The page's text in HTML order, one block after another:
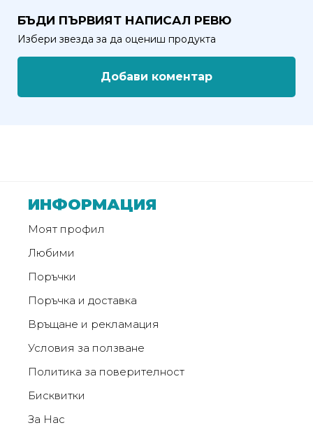
Copyright
©
2026
права
Weberest
БЪДИ ПЪРВИЯТ НАПИСАЛ РЕВЮ
Избери звезда за да оцениш продукта
Добави коментар
ИНФОРМАЦИЯ
Моят профил
Любими
Поръчки
Поръчка и доставка
Връщане и рекламация
Условия за ползване
Политика за поверителност
Бисквитки
За Нас